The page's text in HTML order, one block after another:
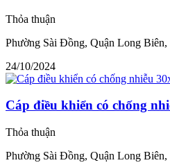
Thỏa thuận
Phường Sài Đồng, Quận Long
24/10/2024
Cáp điều khiển có chống
Thỏa thuận
Phường Sài Đồng, Quận Long